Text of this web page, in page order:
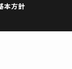
本方針